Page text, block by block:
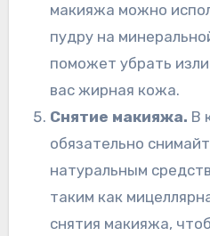
макияжа можно
пудру на
поможет убрать
вас жирная кожа.
Снятие макияжа. В
обязательно
натуральным
таким как
снятия макияжа,